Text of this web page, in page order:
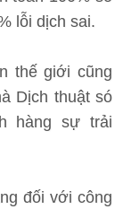
lỗi dịch sai.
thế giới cũng
Dịch thuật só
hàng sự trải
đối với công